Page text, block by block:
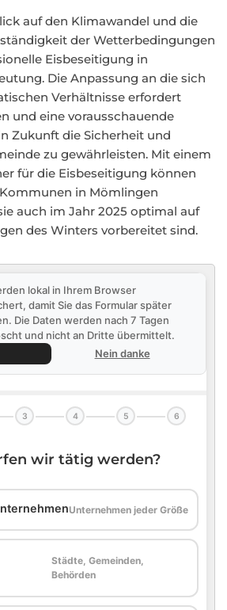
auf den Klimawandel und die
der Wetterbedingungen
Eisbeseitigung in
Die Anpassung an die sich
Verhältnisse erfordert
und eine vorausschauende
Zukunft die Sicherheit und
zu gewährleisten. Mit einem
für die Eisbeseitigung können
in Mömlingen
auch im Jahr 2025 optimal auf
des Winters vorbereitet sind.
lokal in Ihrem Browser
damit Sie das Formular später
Die Daten werden nach 7 Tagen
und nicht an Dritte übermittelt.
Nein danke
3 4 5 6
wir tätig werden?
Unternehmen jeder Größe
Städte, Gemeinden,
Behörden